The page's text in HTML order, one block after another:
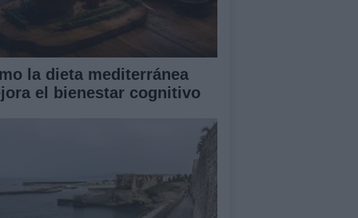
la dieta mediterránea
el bienestar cognitivo